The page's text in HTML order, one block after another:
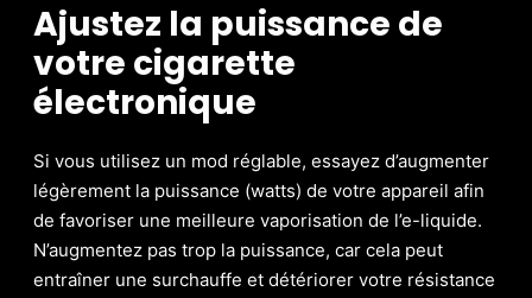
Ajustez la puissance de
votre cigarette
électronique
Si vous utilisez un mod réglable, essayez d’augmenter
légèrement la puissance (watts) de votre appareil afin
de favoriser une meilleure vaporisation de l’e-liquide.
N’augmentez pas trop la puissance, car cela peut
entraîner une surchauffe et détériorer votre résistance